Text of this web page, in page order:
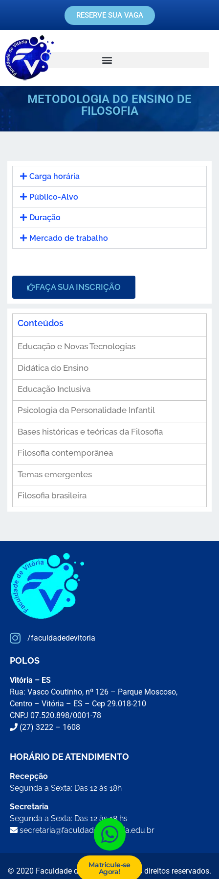
RESERVE SUA VAGA
METODOLOGIA DO ENSINO DE
FILOSOFIA
Carga horária
Público-Alvo
Duração
Mercado de trabalho
FAÇA SUA INSCRIÇÃO
Conteúdos
Educação e Novas Tecnologias
Didática do Ensino
Educação Inclusiva
Psicologia da Personalidade Infantil
Bases históricas e teóricas da Filosofia
Filosofia contemporânea
Temas emergentes
Filosofia brasileira
/faculdadedevitoria
POLOS
Vitória – ES
Rua: Vasco Coutinho, nº 126 – Parque Moscoso,
Centro – Vitória – ES – Cep 29.018-210
CNPJ 07.520.898/0001-78
(27) 3222 – 1608
HORÁRIO DE ATENDIMENTO
Recepção
Segunda a Sexta: Das 12 às 18h
Secretaria
Segunda a Sexta: Das 12 às 18 hs
secretaria@faculdadedevitoria.edu.br
© 2020 Faculdade de Vitória. Todos os direitos reservados.
Matricule-se
Agora!